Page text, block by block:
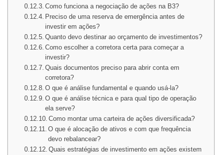
Como funciona a negociação de ações na B3?
Preciso de uma reserva de emergência antes de
investir em ações?
Quanto devo destinar ao orçamento de investimentos?
Como escolher a corretora certa para começar a
investir?
Quais documentos preciso para abrir conta em
corretora?
O que é análise fundamental e quando usá-la?
O que é análise técnica e para qual tipo de operação
ela serve?
Como montar uma carteira de ações diversificada?
O que é alocação de ativos e com que frequência
devo rebalancear?
Quais estratégias de investimento em ações existem